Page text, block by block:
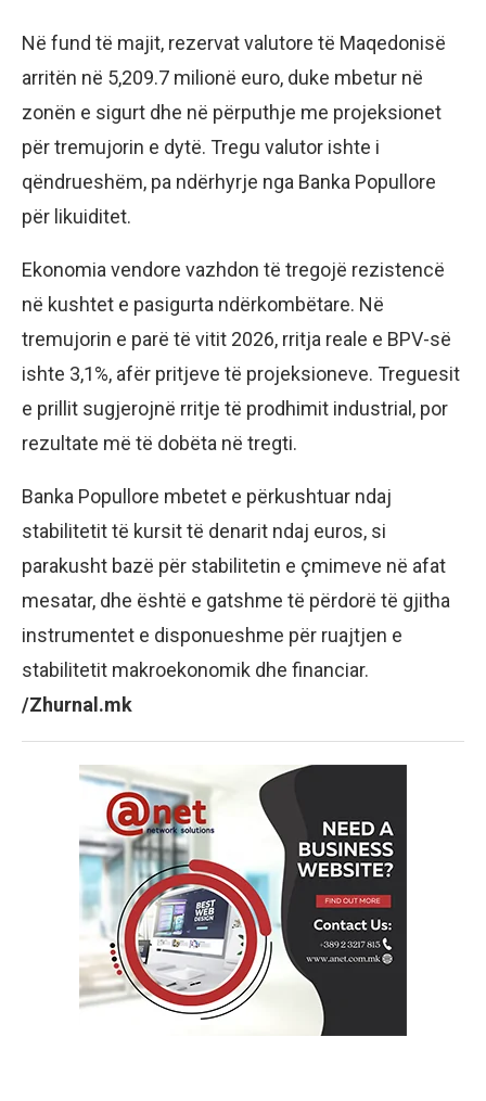
Në fund të majit, rezervat valutore të Maqedonisë
arritën në 5,209.7 milionë euro, duke mbetur në
zonën e sigurt dhe në përputhje me projeksionet
për tremujorin e dytë. Tregu valutor ishte i
qëndrueshëm, pa ndërhyrje nga Banka Popullore
për likuiditet.
Ekonomia vendore vazhdon të tregojë rezistencë
në kushtet e pasigurta ndërkombëtare. Në
tremujorin e parë të vitit 2026, rritja reale e BPV-së
ishte 3,1%, afër pritjeve të projeksioneve. Treguesit
e prillit sugjerojnë rritje të prodhimit industrial, por
rezultate më të dobëta në tregti.
Banka Popullore mbetet e përkushtuar ndaj
stabilitetit të kursit të denarit ndaj euros, si
parakusht bazë për stabilitetin e çmimeve në afat
mesatar, dhe është e gatshme të përdorë të gjitha
instrumentet e disponueshme për ruajtjen e
stabilitetit makroekonomik dhe financiar.
/Zhurnal.mk